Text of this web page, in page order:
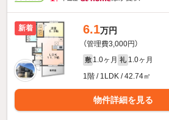
新着 6.1万円
（管理費3,000円）
敷 1.0ヶ月 礼 1.0ヶ月
1階 / 1LDK / 42.74㎡
物件詳細を見る